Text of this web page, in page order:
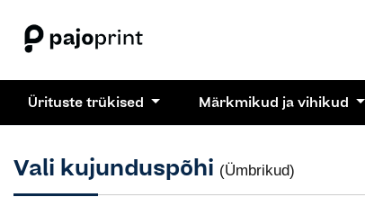
Ürituste trükised Märkmikud ja vihikud
Vali kujunduspõhi (Ümbrikud)